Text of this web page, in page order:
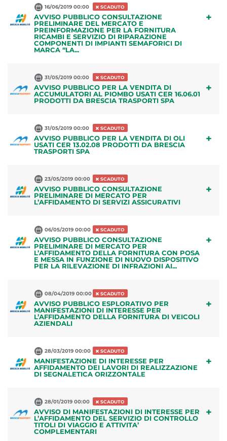
16/06/2019 00:00 SCADUTO
AVVISO PUBBLICO CONSULTAZIONE
PRELIMINARE DEL MERCATO E
PREINFORMAZIONE PER LA FORNITURA
RICAMBI E SERVIZIO DI RIPARAZIONE
COMPONENTI DI IMPIANTI SEMAFORICI DI
MARCA “LA...
+
31/05/2019 00:00 SCADUTO
AVVISO PUBBLICO PER LA VENDITA DI
ACCUMULATORI AL PIOMBO USATI CER 16.06.01
PRODOTTI DA BRESCIA TRASPORTI SPA
+
31/05/2019 00:00 SCADUTO
AVVISO PUBBLICO PER LA VENDITA DI OLI
USATI CER 13.02.08 PRODOTTI DA BRESCIA
TRASPORTI SPA
+
23/05/2019 00:00 SCADUTO
AVVISO PUBBLICO CONSULTAZIONE
PRELIMINARE DI MERCATO PER
L’AFFIDAMENTO DI SERVIZI ASSICURATIVI
+
06/05/2019 00:00 SCADUTO
AVVISO PUBBLICO CONSULTAZIONE
PRELIMINARE DI MERCATO PER
L’AFFIDAMENTO DELLA FORNITURA CON POSA
E MESSA IN FUNZIONE DI NUOVO DISPOSITIVO
PER LA RILEVAZIONE DI INFRAZIONI AI...
+
08/04/2019 00:00 SCADUTO
AVVISO PUBBLICO ESPLORATIVO PER
MANIFESTAZIONI DI INTERESSE PER
L’AFFIDAMENTO DELLA FORNITURA DI VEICOLI
AZIENDALI
+
28/03/2019 00:00 SCADUTO
MANIFESTAZIONE DI INTERESSE PER
AFFIDAMENTO DEI LAVORI DI REALIZZAZIONE
DI SEGNALETICA ORIZZONTALE
+
28/01/2019 00:00 SCADUTO
AVVISO DI MANIFESTAZIONI DI INTERESSE PER
L’AFFIDAMENTO DEL SERVIZIO DI CONTROLLO
TITOLI DI VIAGGIO E ATTIVITA’
COMPLEMENTARI
+